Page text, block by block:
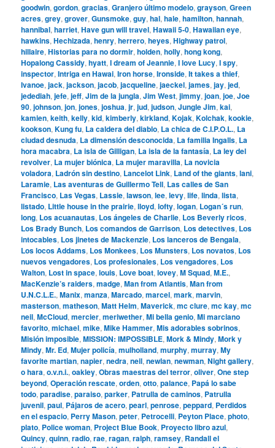
goodwin,gordon,gracias,Granjero último modelo,grayson,Green
acres,grey,grover,Gunsmoke,guy,hal,hale,hamilton,hannah,
hannibal,harriet,Have gun will travel,Hawaii 5-0,Hawaiian eye,
hawkins,Hechizada,henry,herrero,heyes,Highway patrol,
hillaire,Historias para no dormir,holden,holly,hong kong,
Hopalong Cassidy,hyatt,I dream of Jeannie,I love Lucy,I spy,
inspector,Intriga en Hawai,Iron horse,Ironside,It takes a thief,
Ivanoe,jack,jackson,jacob,jacqueline,jaeckel,james,jay,jed,
jedediah,jefe,jeff,Jim de la jungla,Jim West,jimmy,joan,joe,Joe
90,johnson,jon,jones,joshua,jr,jud,judson,Jungle Jim,kai,
kamien,keith,kelly,kid,kimberly,kirkland,Kojak,Kolchak,kookie,
kookson,Kung fu, La caldera del diablo, La chica de C.I.P.O.L., La
ciudad desnuda, La dimensión desconocida, La familia Ingalls, La
hora macabra, La isla de Gilligan, La isla de la fantasía, La ley del
revolver, La mujer biónica, La mujer maravilla, La novicia
voladora, Ladrón sin destino, Lancelot Link, Land of the giants,lani,
Laramie, Las aventuras de Guillermo Tell, Las calles de San
Francisco, Las Vegas, Lassie,lawson,lee,levy,life,linda,lista,
listado, Little house in the prairie,lloyd,lofty,logan, Logan´s run,
long, Los acuanautas, Los ángeles de Charlie, Los Beverly ricos,
Los Brady Bunch, Los comandos de Garrison, Los detectives, Los
intocables, Los jinetes de Mackenzie, Los lanceros de Bengala,
Los locos Addams, Los Monkees, Los Munsters, Los novatos, Los
nuevos vengadores, Los profesionales, Los vengadores, Los
Walton, Lost in space,louis, Love boat,lovey,M Squad,M.E.,
MacKenzie’s raiders,madge,Man from Atlantis,Man from
U.N.C.L.E.,Manix,manza,Marcado,marcel,mark,marvin,
masterson,matheson,Matt Helm,Maverick,mc clure,mc kay,mc
neil,McCloud,mercier,meriwether,Mi bella genio,Mi marciano
favorito,michael,mike,Mike Hammer,Mis adorables sobrinos,
Misión imposible,MISSION: IMPOSSIBLE,Mork & Mindy,Mork y
Mindy,Mr. Ed,Mujer policía,mulholland,murphy,murray,My
favorite martian,napier,nedra,neil,newlan,newman,Night gallery,
o hara,o.v.n.i.,oakley,Obras maestras del terror,oliver,One step
beyond,Operación rescate,orden,otto,palance, Papá lo sabe
todo,paradise,paraiso,parker, Patrulla de caminos, Patrulla
juvenil,paul, Pájaros de acero,pearl,penrose,peppard, Perdidos
en el espacio, Perry Mason,peter, Petrocelli, Peyton Place,photo,
plato, Police woman, Project Blue Book, Proyecto libro azul,
Quincy,quinn,radio,rae,ragan,ralph,ramsey, Randall el